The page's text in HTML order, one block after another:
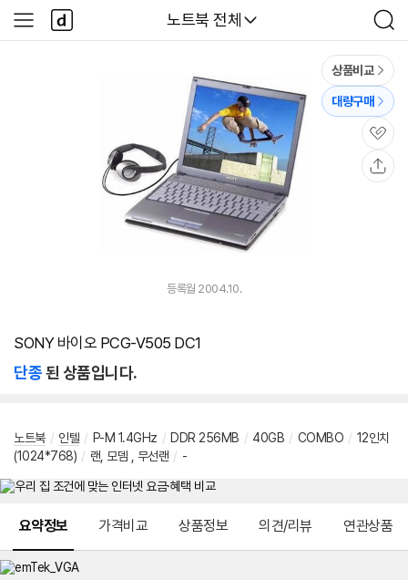
다나와
노트북 전체
검
색
사
이
다
나
와
상품비교
대량구매
관
심
등록월 2004.10.
SONY 바이오 PCG-V505 DC1
단종된 상품입니다.
노트북 / 인텔 / P-M 1.4GHz / DDR 256MB / 40GB / COMBO / 12인치
(1024*768) / 랜, 모뎀 , 무선랜 / -
요약정보 가격비교 상품정보 의견/리뷰 연관상품